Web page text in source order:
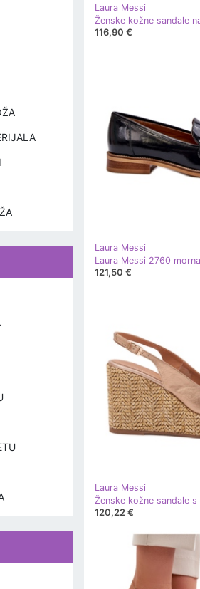
Laura Messi
116,90 €
Laura Messi
121,50 €
Laura Messi
120,22 €